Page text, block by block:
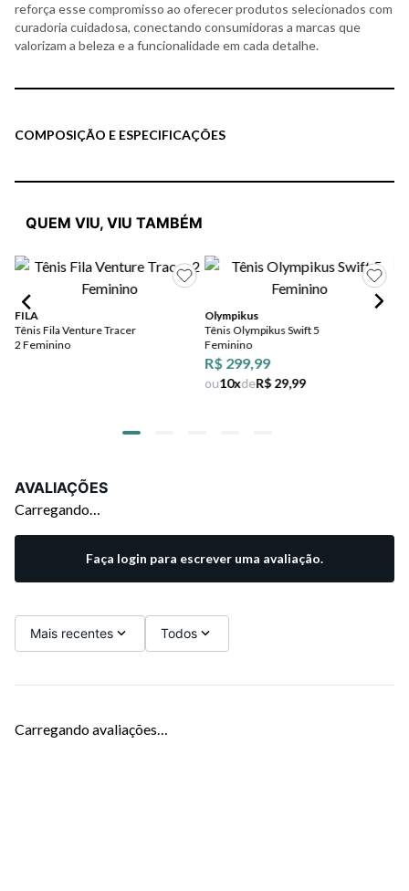
reforça esse compromisso ao oferecer produtos selecionados com
curadoria cuidadosa, conectando consumidoras a marcas que
valorizam a beleza e a funcionalidade em cada detalhe.
COMPOSIÇÃO E ESPECIFICAÇÕES
QUEM VIU, VIU TAMBÉM
FILA
Tênis Fila Venture Tracer
2 Feminino
Olympikus
Tênis Olympikus Swift 5
Feminino
R$ 299,99
ou10xdeR$ 29,99
AVALIAÇÕES
Carregando…
Faça login para escrever uma avaliação.
Mais recentes Todos
Carregando avaliações…